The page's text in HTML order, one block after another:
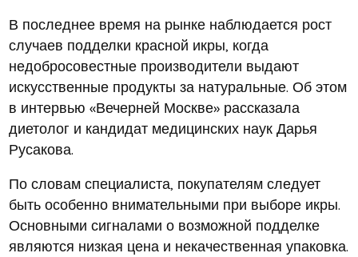
В последнее время на рынке наблюдается рост
случаев подделки красной икры, когда
недобросовестные производители выдают
искусственные продукты за натуральные. Об этом
в интервью «Вечерней Москве» рассказала
диетолог и кандидат медицинских наук Дарья
Русакова.
По словам специалиста, покупателям следует
быть особенно внимательными при выборе икры.
Основными сигналами о возможной подделке
являются низкая цена и некачественная упаковка.